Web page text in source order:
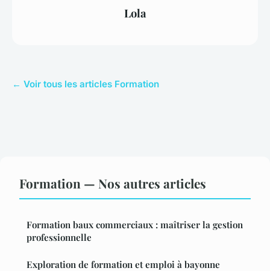
Lola
← Voir tous les articles Formation
Formation — Nos autres articles
Formation baux commerciaux : maîtriser la gestion
professionnelle
Exploration de formation et emploi à bayonne